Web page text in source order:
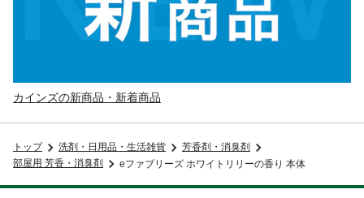
カインズの新商品・新着商品
トップ 洗剤・日用品・生活雑貨
芳香剤・消臭剤
部屋用 芳香・消臭剤
eファブリーズ ホワイトリリーの香り 本体